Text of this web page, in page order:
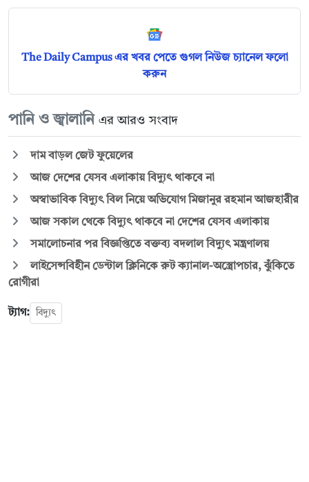
The Daily Campus এর খবর পেতে গুগল নিউজ চ্যানেল ফলো
করুন
পানি ও জ্বালানি এর আরও সংবাদ
দাম বাড়ল জেট ফুয়েলের
আজ দেশের যেসব এলাকায় বিদ্যুৎ থাকবে না
অস্বাভাবিক বিদ্যুৎ বিল নিয়ে অভিযোগ মিজানুর রহমান আজহারীর
আজ সকাল থেকে বিদ্যুৎ থাকবে না দেশের যেসব এলাকায়
সমালোচনার পর বিজ্ঞপ্তিতে বক্তব্য বদলাল বিদ্যুৎ মন্ত্রণালয়
লাইসেন্সবিহীন ডেন্টাল ক্লিনিকে রুট ক্যানাল-অস্ত্রোপচার, ঝুঁকিতে
রোগীরা
ট্যাগ: বিদ্যুৎ